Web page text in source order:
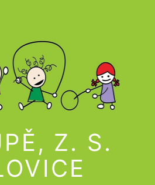
Z. S.